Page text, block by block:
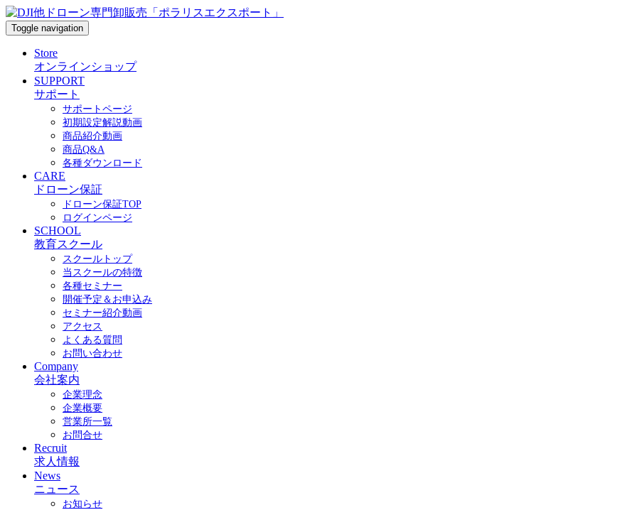
Toggle navigation
Store
オンラインショップ
SUPPORT
サポート
サポートページ
初期設定解説動画
商品紹介動画
商品Q&A
各種ダウンロード
CARE
ドローン保証
ドローン保証TOP
ログインページ
SCHOOL
教育スクール
スクールトップ
当スクールの特徴
各種セミナー
開催予定＆お申込み
セミナー紹介動画
アクセス
よくある質問
お問い合わせ
Company
会社案内
企業理念
企業概要
営業所一覧
お問合せ
Recruit
求人情報
News
ニュース
お知らせ